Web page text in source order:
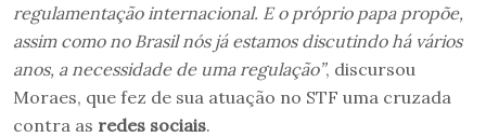
regulamentação internacional. E o próprio papa propõe,
assim como no Brasil nós já estamos discutindo há vários
anos, a necessidade de uma regulação”, discursou
Moraes, que fez de sua atuação no STF uma cruzada
contra as redes sociais.